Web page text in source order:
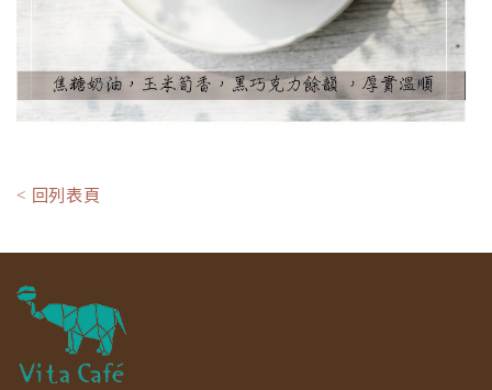
< 回列表頁